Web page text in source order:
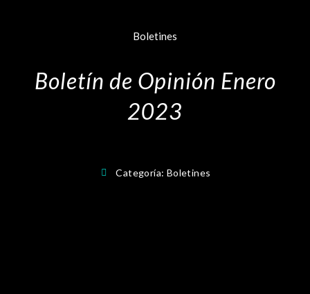
Boletines
Boletín de Opinión Enero
2023
Categoría: Boletines